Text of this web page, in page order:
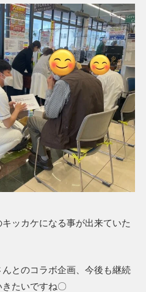
ッカケになる事が出来ていた
とのコラボ企画、今後も継続
きたいですね〇